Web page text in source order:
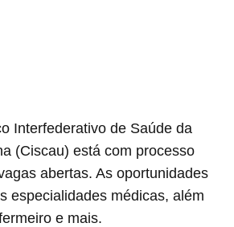
Interfederativo de Saúde da
(Ciscau) está com processo
abertas. As oportunidades
especialidades médicas, além
e mais.